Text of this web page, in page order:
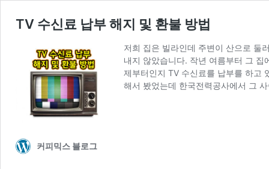
TV 수신료 납부 해지 및 환불 방법
저희 집은 빌라인데 주변이 산으로 둘
내지 않았습니다. 작년 여름부터 그
제부터인지 TV 수신료를 납부를 하고
해서 봤었는데 한국전력공사에서 그
커피믹스 블로그